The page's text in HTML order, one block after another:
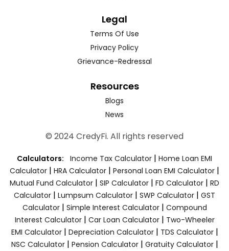
Legal
Terms Of Use
Privacy Policy
Grievance-Redressal
Resources
Blogs
News
© 2024 CredyFi. All rights reserved
Calculators: Income Tax Calculator | Home Loan EMI
Calculator | HRA Calculator | Personal Loan EMI Calculator |
Mutual Fund Calculator | SIP Calculator | FD Calculator | RD
Calculator | Lumpsum Calculator | SWP Calculator | GST
Calculator| Simple Interest Calculator| Compound
Interest Calculator| Car Loan Calculator| Two-Wheeler
EMI Calculator| Depreciation Calculator| TDS Calculator|
NSC Calculator| Pension Calculator| Gratuity Calculator|